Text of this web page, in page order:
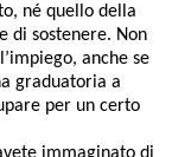
né quello della
di sostenere. Non
anche se
graduatoria a
per un certo